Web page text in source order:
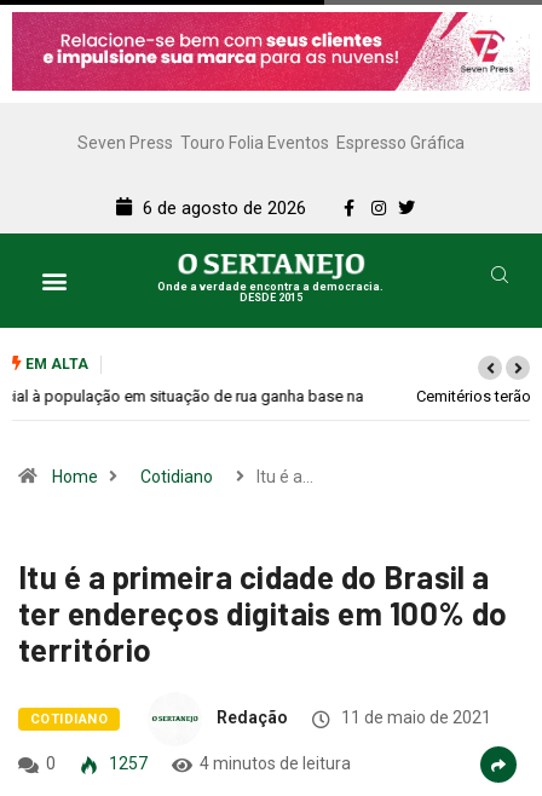
Seven Press Touro Folia Eventos Espresso Gráfica
6 de agosto de 2026
Onde a verdade encontra a democracia.
DESDE 2015
EM ALTA Cemitérios terão horário especial e missas no Dia dos Pais
ter endereços digitais em 100% do
território
0 1257 4 minutos de leitura